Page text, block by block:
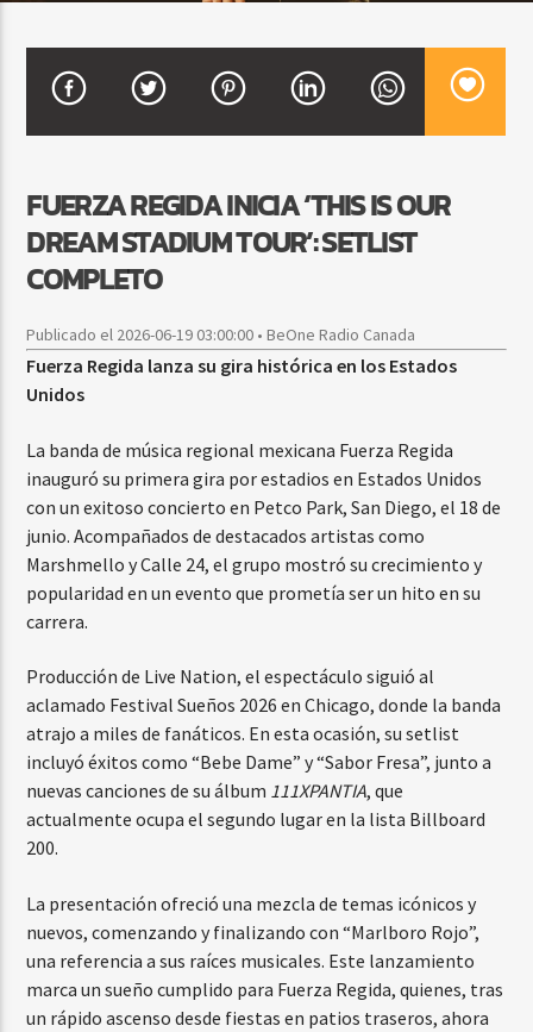
CURRENT SHOW
BALADAS ROMÁNTICAS
Beone Radio
FUERZA REGIDA INICIA ‘THIS IS OUR
DREAM STADIUM TOUR’: SETLIST
COMPLETO
Publicado el 2026-06-19 03:00:00 • BeOne Radio Canada
Fuerza Regida lanza su gira histórica en los Estados
Unidos
La banda de música regional mexicana Fuerza Regida
inauguró su primera gira por estadios en Estados Unidos
con un exitoso concierto en Petco Park, San Diego, el 18 de
junio. Acompañados de destacados artistas como
Marshmello y Calle 24, el grupo mostró su crecimiento y
popularidad en un evento que prometía ser un hito en su
carrera.
Producción de Live Nation, el espectáculo siguió al
aclamado Festival Sueños 2026 en Chicago, donde la banda
atrajo a miles de fanáticos. En esta ocasión, su setlist
incluyó éxitos como “Bebe Dame” y “Sabor Fresa”, junto a
nuevas canciones de su álbum 111XPANTIA, que
actualmente ocupa el segundo lugar en la lista Billboard
200.
La presentación ofreció una mezcla de temas icónicos y
nuevos, comenzando y finalizando con “Marlboro Rojo”,
una referencia a sus raíces musicales. Este lanzamiento
marca un sueño cumplido para Fuerza Regida, quienes, tras
un rápido ascenso desde fiestas en patios traseros, ahora